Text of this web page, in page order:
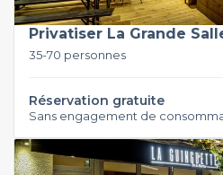
Privatiser La Grande
35-70 personnes
Réservation gratuite
Sans engagement de